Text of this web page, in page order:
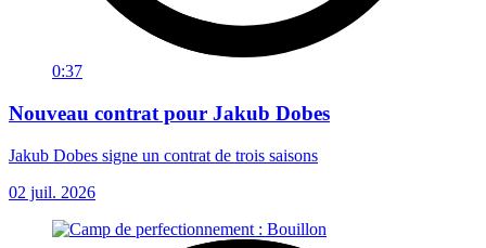
0:37
Nouveau contrat pour Jakub Dobes
Jakub Dobes signe un contrat de trois saisons
02 juil. 2026